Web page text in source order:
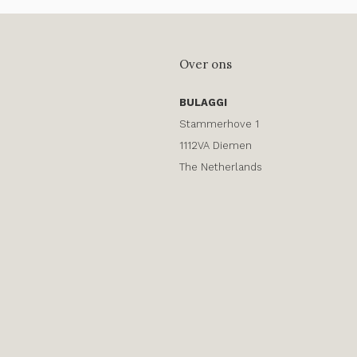
Over ons
BULAGGI
Stammerhove 1
1112VA Diemen
The Netherlands